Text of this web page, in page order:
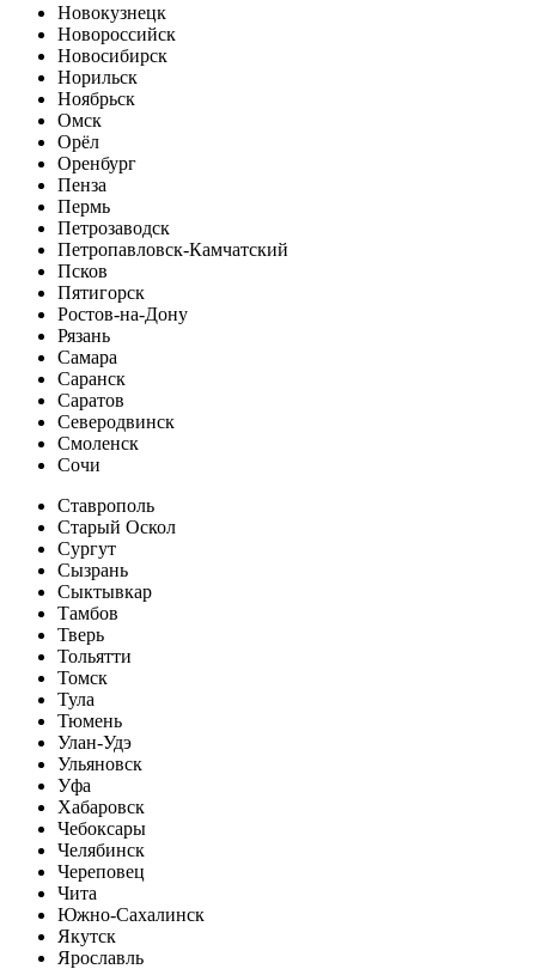
Новокузнецк
Новороссийск
Новосибирск
Норильск
Ноябрьск
Омск
Орёл
Оренбург
Пенза
Пермь
Петрозаводск
Петропавловск-Камчатский
Псков
Пятигорск
Ростов-на-Дону
Рязань
Самара
Саранск
Саратов
Северодвинск
Смоленск
Сочи
Ставрополь
Старый Оскол
Сургут
Сызрань
Сыктывкар
Тамбов
Тверь
Тольятти
Томск
Тула
Тюмень
Улан-Удэ
Ульяновск
Уфа
Хабаровск
Чебоксары
Челябинск
Череповец
Чита
Южно-Сахалинск
Якутск
Ярославль